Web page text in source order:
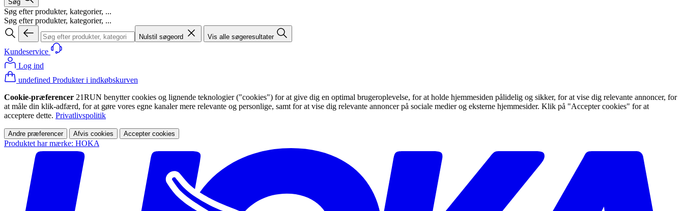
Søg
Søg efter produkter, kategorier, ...
Søg efter produkter, kategorier, ...
Nulstil søgeord Vis alle søgeresultater
Kundeservice
Log ind
undefined Produkter i indkøbskurven
Cookie-præferencer 21RUN benytter cookies og lignende teknologier ("cookies") for at give dig en optimal brugeroplevelse, for at holde hjemmesiden pålidelig og sikker, for at vise dig relevante annoncer, for
at måle din klik-adfærd, for at gøre vores egne kanaler mere relevante og personlige, samt for at vise dig relevante annoncer på sociale medier og eksterne hjemmesider. Klik på "Accepter cookies" for at
acceptere dette. Privatlivspolitik
Andre præferencer Afvis cookies Accepter cookies
Produktet har mærke: HOKA